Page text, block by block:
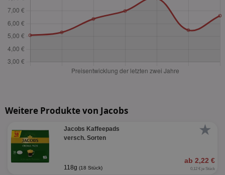
Weitere Produkte von Jacobs
★
Jacobs Kaffeepads
versch. Sorten
ab 2,22 €
118g (18 Stück) 0,12 € je Stück